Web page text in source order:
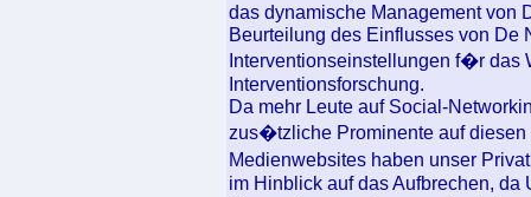
das dynamische Management von
Beurteilung des Einflusses von De
Interventionseinstellungen f�r das
Interventionsforschung.
Da mehr Leute auf Social-
zus�tzliche Prominente auf diesen
Medienwebsites haben unser
im Hinblick auf das Aufbrechen, da